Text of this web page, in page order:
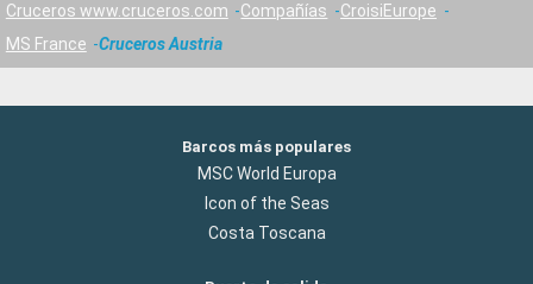
Cruceros www.cruceros.com Compañías
CroisiEurope
MS France
Cruceros Austria
Barcos más populares
MSC World Europa
Icon of the Seas
Costa Toscana